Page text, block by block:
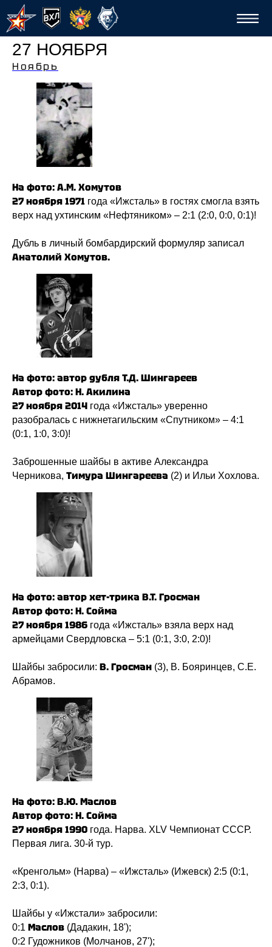
27 НОЯБРЯ
Ноябрь
На фото: А.М. Хомутов
27 ноября 1971 года «Ижсталь» в гостях смогла взять
верх над ухтинским «Нефтяником» – 2:1 (2:0, 0:0, 0:1)!
Дубль в личный бомбардирский формуляр записал
Анатолий Хомутов.
На фото: автор дубля Т.Д. Шингареев
Автор фото: Н. Акилина
27 ноября 2014 года «Ижсталь» уверенно
разобралась с нижнетагильским «Спутником» – 4:1
(0:1, 1:0, 3:0)!
Заброшенные шайбы в активе Александра
Черникова, Тимура Шингареева (2) и Ильи Хохлова.
На фото: автор хет-трика В.Т. Гросман
Автор фото: Н. Сойма
27 ноября 1986 года «Ижсталь» взяла верх над
армейцами Свеpдловcка – 5:1 (0:1, 3:0, 2:0)!
Шайбы забросили: В. Гросман (3), В. Бояринцев, С.Е.
Абрамов.
На фото: В.Ю. Маслов
Автор фото: Н. Сойма
27 ноября 1990 года. Нарва. XLV Чемпионат СССР.
Первая лига. 30-й тур.
«Кренгольм» (Нарва) – «Ижсталь» (Ижевск) 2:5 (0:1,
2:3, 0:1).
Шайбы у «Ижстали» забросили:
0:1 Маслов (Дадакин, 18');
0:2 Гудожников (Молчанов, 27');